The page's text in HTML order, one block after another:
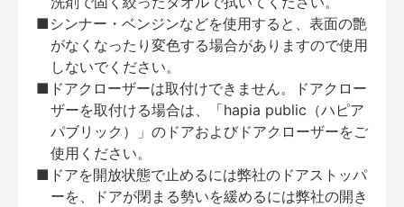
■シンナー・ベンジンなどを使用すると、表面の艶
がなくなったり変色する場合がありますので使用
しないでください。
■ドアクローザーは取付けできません。ドアクロー
ザーを取付ける場合は、「hapia public（ハピア
パブリック）」のドアおよびドアクローザーをご
使用ください。
■ドアを開放状態で止めるには弊社のドアストッパ
ーを、ドアが閉まる勢いを緩めるには弊社の開き